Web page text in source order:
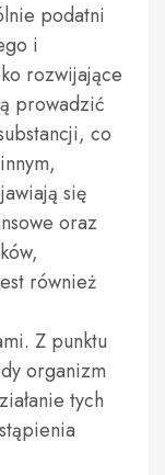
podatni
i
rozwijające
prowadzić
co
się
oraz
również
Z punktu
organizm
tych